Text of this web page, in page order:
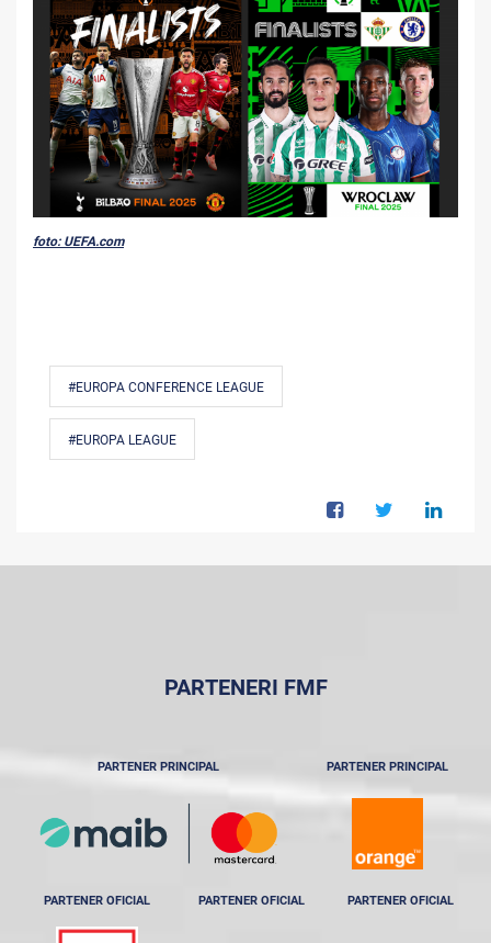
foto: UEFA.com
#EUROPA CONFERENCE LEAGUE
#EUROPA LEAGUE
PARTENERI FMF
PARTENER PRINCIPAL PARTENER PRINCIPAL
PARTENER OFICIAL PARTENER OFICIAL PARTENER OFICIAL